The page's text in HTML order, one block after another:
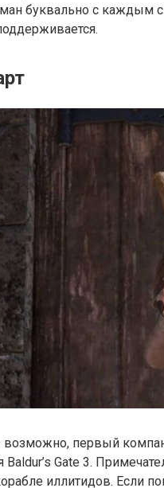
буквально с каждым
первый
Gate 3.
иллитидов. Если